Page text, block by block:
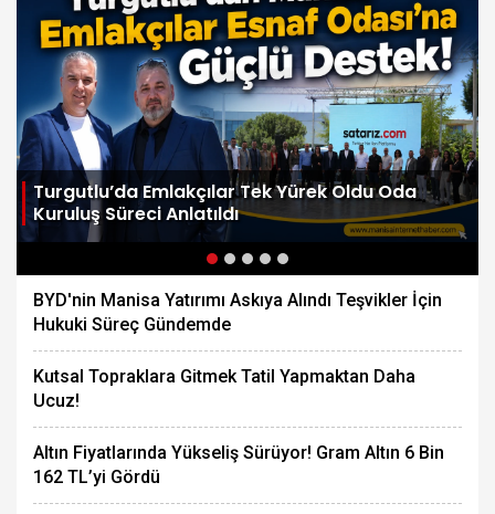
Turgutlu’da Emlakçılar Tek Yürek Oldu Oda
Kuruluş Süreci Anlatıldı
BYD'nin Manisa Yatırımı Askıya Alındı Teşvikler İçin
Hukuki Süreç Gündemde
Kutsal Topraklara Gitmek Tatil Yapmaktan Daha
Ucuz!
Altın Fiyatlarında Yükseliş Sürüyor! Gram Altın 6 Bin
162 TL’yi Gördü